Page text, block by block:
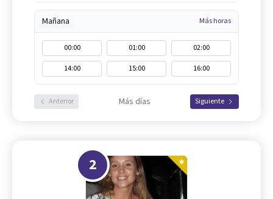
Mañana Más horas
00:00 01:00
02:00
14:00
15:00 16:00
Anterior Más días Siguiente
2